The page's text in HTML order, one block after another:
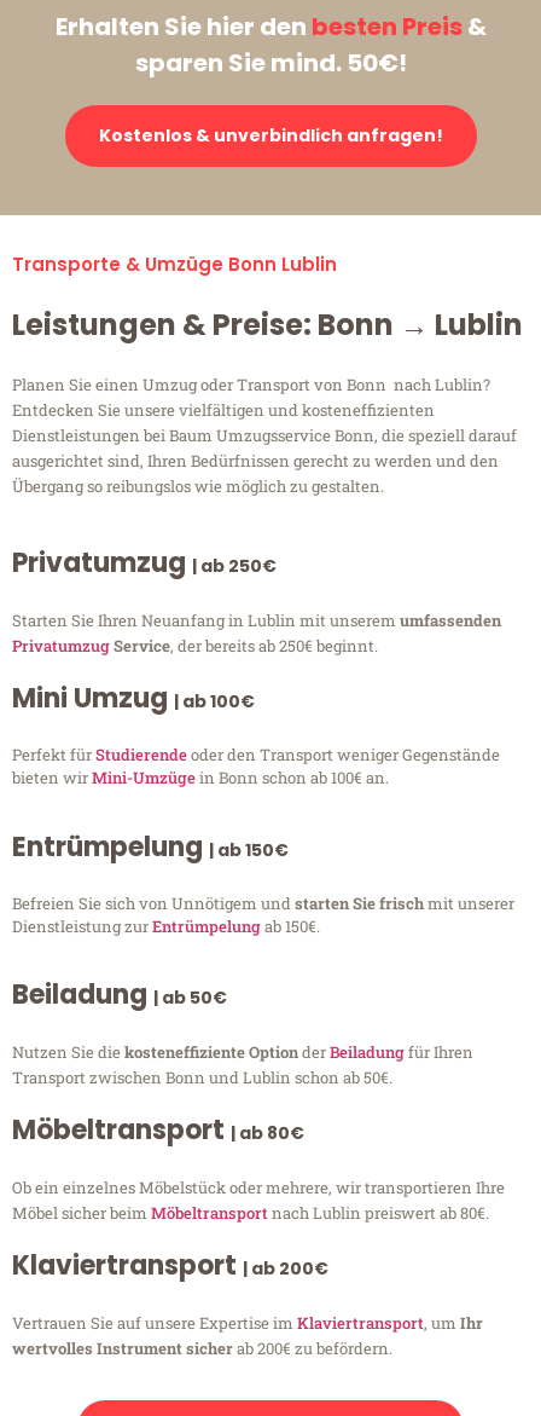
Erhalten Sie hier den besten Preis&
sparen Sie mind. 50€!
Kostenlos & unverbindlich anfragen!
Transporte & Umzüge Bonn Lublin
Leistungen & Preise: Bonn → Lublin
Planen Sie einen Umzug oder Transport von Bonn nach Lublin?
Entdecken Sie unsere vielfältigen und kosteneffizienten
Dienstleistungen bei Baum Umzugsservice Bonn, die speziell darauf
ausgerichtet sind, Ihren Bedürfnissen gerecht zu werden und den
Übergang so reibungslos wie möglich zu gestalten.
Privatumzug | ab 250€
Starten Sie Ihren Neuanfang in Lublin mit unserem umfassenden
PrivatumzugService, der bereits ab 250€ beginnt.
Mini Umzug | ab 100€
Perfekt fürStudierendeoder den Transport weniger Gegenstände
bieten wirMini-Umzügein Bonn schon ab 100€ an.
Entrümpelung | ab 150€
Befreien Sie sich von Unnötigem undstarten Sie frischmit unserer
Dienstleistung zurEntrümpelungab 150€.
Beiladung | ab 50€
Nutzen Sie diekosteneffiziente OptionderBeiladungfür Ihren
Transport zwischen Bonn und Lublin schon ab 50€.
Möbeltransport | ab 80€
Ob ein einzelnes Möbelstück oder mehrere, wir transportieren Ihre
Möbel sicher beim Möbeltransportnach Lublin preiswert ab 80€.
Klaviertransport | ab 200€
Vertrauen Sie auf unsere Expertise im Klaviertransport, um Ihr
wertvolles Instrument sicherab 200€ zu befördern.